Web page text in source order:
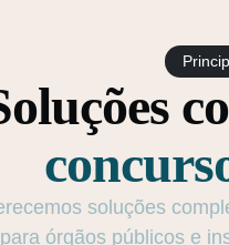
soluções
para órgãos públicos e